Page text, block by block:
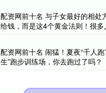
配资网前十名 与子女最好的相处
给钱，而是这4个黄金法则！很多
配资网前十名 闹猛！夏夜“千人
生”跑步训练场，你去跑过了吗？